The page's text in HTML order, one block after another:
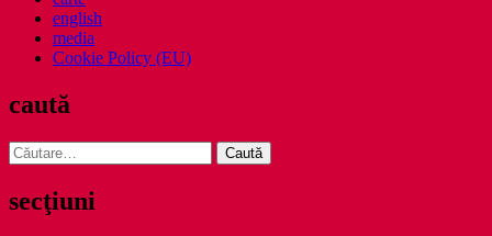
english
media
Cookie Policy (EU)
caută
Caută
după:
secţiuni